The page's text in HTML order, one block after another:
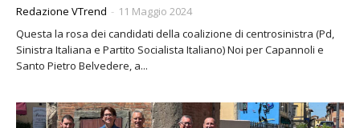
Redazione VTrend - 11 Maggio 2024
Questa la rosa dei candidati della coalizione di centrosinistra (Pd,
Sinistra Italiana e Partito Socialista Italiano) Noi per Capannoli e
Santo Pietro Belvedere, a...